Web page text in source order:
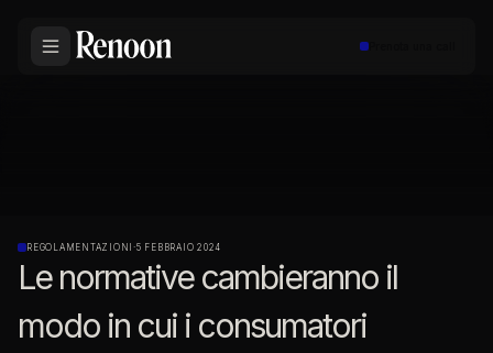
REGOLAMENTAZIONI ·5 FEBBRAIO 2024
Le normative cambieranno il
modo in cui i consumatori